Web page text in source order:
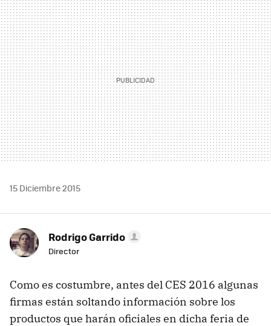
MAIL
15 Diciembre 2015
Rodrigo Garrido
Director
Como es costumbre, antes del CES 2016 algunas
firmas están soltando información sobre los
productos que harán oficiales en dicha feria de